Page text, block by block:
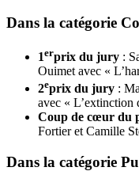
Dans la catégorie
1erprix du jury :
Ouimet avec «
2eprix du jury :
avec « L’extinction
Coup de cœur du
Fortier et Camille
Dans la catégorie